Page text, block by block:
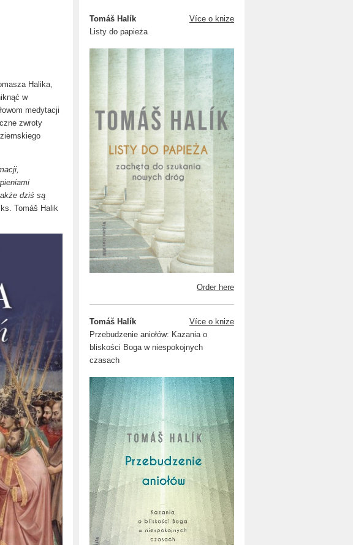
Halika,
w
medytacji
zwroty
dziś są
Tomáš Halik
Tomáš Halík
Více o knize
Listy do papieża
Order here
Tomáš Halík
Více o knize
Przebudzenie aniołów: Kazania o
bliskości Boga w niespokojnych
czasach